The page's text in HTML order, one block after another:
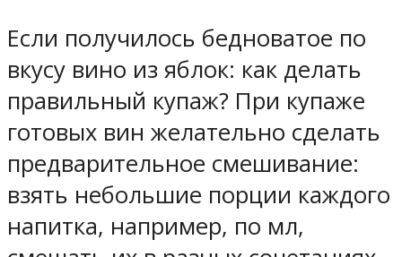
Если получилось бедноватое по
вкусу вино из яблок: как делать
правильный купаж? При купаже
готовых вин желательно сделать
предварительное смешивание:
взять небольшие порции каждого
напитка, например, по мл,